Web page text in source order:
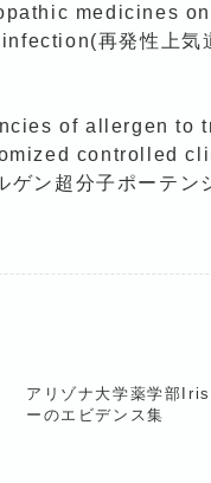
medicines
再発性上気
of allergen to
controlled
ゲン超分子ポーテン
アリゾナ大学薬学部
ーのエビデンス集